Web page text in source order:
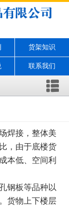
货架知识
联系我们
焊接，整体美
，由于底楼货
本低、空间利
钢板等品种以
货物上下楼层